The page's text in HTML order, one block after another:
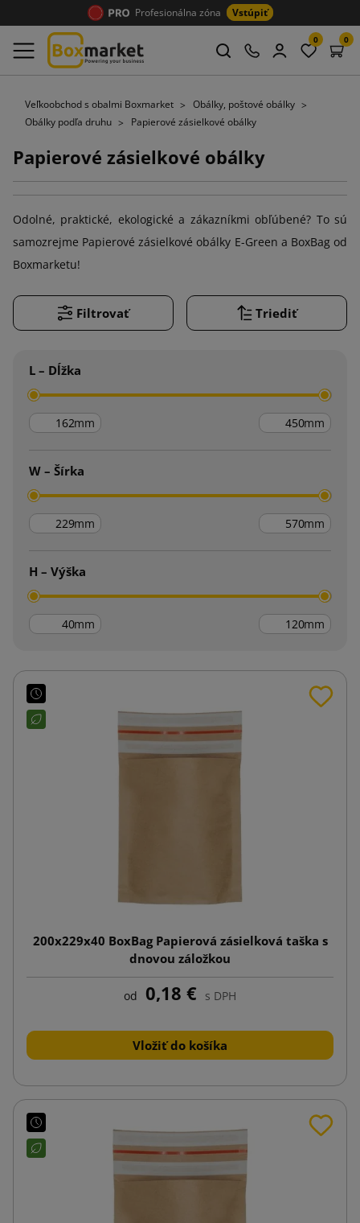
Profesionálna zóna Vstúpiť
0 0
Veľkoobchod s obalmi Boxmarket
Obálky, poštové obálky
Obálky podľa druhu
Papierové zásielkové obálky
Papierové zásielkové obálky
Odolné, praktické, ekologické a zákazníkmi obľúbené? To sú
samozrejme Papierové zásielkové obálky E-Green a BoxBag od
Boxmarketu!
Filtrovať Triediť
L – Dĺžka
mm mm
W – Šírka
mm mm
H – Výška
mm mm
200x229x40 BoxBag Papierová zásielková taška s
dnovou záložkou
od 0,18 € s DPH
Vložiť do košíka